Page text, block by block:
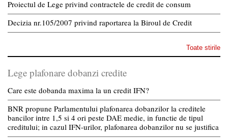
Proiectul de Lege privind contractele de credit de consum
Decizia nr.105/2007 privind raportarea la Biroul de Credit
Toate stirile
Lege plafonare dobanzi credite
Care este dobanda maxima la un credit IFN?
BNR propune Parlamentului plafonarea dobanzilor la creditele
bancilor intre 1,5 si 4 ori peste DAE medie, in functie de tipul
creditului; in cazul IFN-urilor, plafonarea dobanzilor nu se justifica